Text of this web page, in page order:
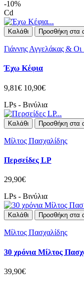
-10%
Cd
Καλάθι Προσθήκη στα
Γιάννης Αγγελάκας & Οι
Έχω Κέφια
9,81€ 10,90€
LPs - Βινύλια
Καλάθι Προσθήκη στα
Μίλτος Πασχαλίδης
Περσείδες LP
29,90€
LPs - Βινύλια
Καλάθι Προσθήκη στα
Μίλτος Πασχαλίδης
30 χρόνια Μίλτος
39,90€